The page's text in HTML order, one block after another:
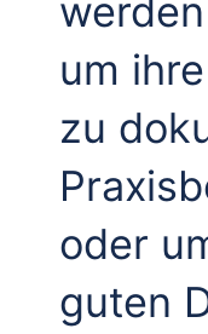
um
zu
oder
guten